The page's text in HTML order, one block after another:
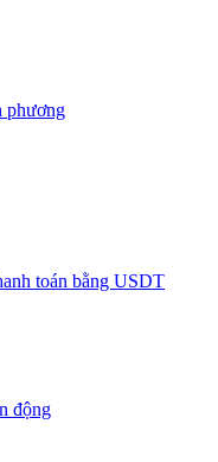
phương
toán bằng USDT
động